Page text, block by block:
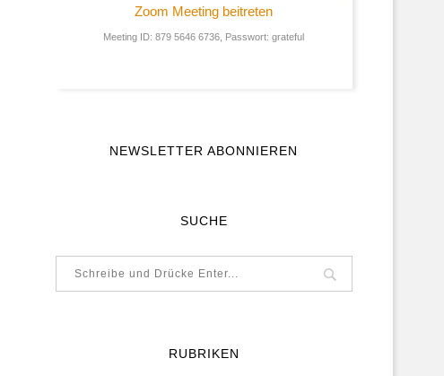
Zoom Meeting beitreten
Meeting ID: 879 5646 6736, Passwort: grateful
NEWSLETTER ABONNIEREN
SUCHE
RUBRIKEN